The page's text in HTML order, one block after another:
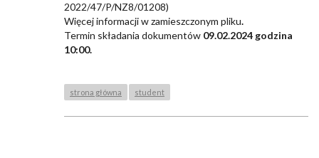
2022/47/P/NZ8/01208)
Więcej informacji w zamieszczonym pliku.
Termin składania dokumentów 09.02.2024 godzina
10:00.
strona główna student